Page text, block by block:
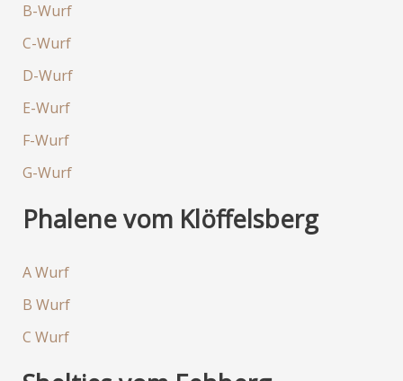
B-Wurf
C-Wurf
D-Wurf
E-Wurf
F-Wurf
G-Wurf
Phalene vom Klöffelsberg
A Wurf
B Wurf
C Wurf